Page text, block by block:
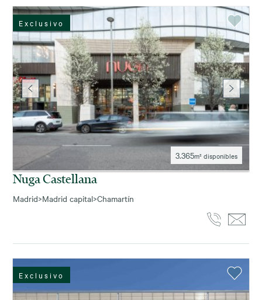
3.365m² disponibles
Exclusivo
Nuga Castellana
Madrid>Madrid capital>Chamartín
Exclusivo